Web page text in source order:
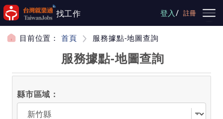
跳到主要內容
找工作 登入/ 註冊
目前位置： 首頁 服務據點-地圖查詢
服務據點-地圖查詢
縣市區域：
選擇縣市